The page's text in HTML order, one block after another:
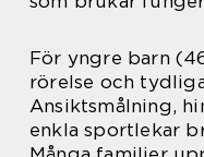
För yngre barn
rörelse och
Ansiktsmålning,
enkla sportlekar